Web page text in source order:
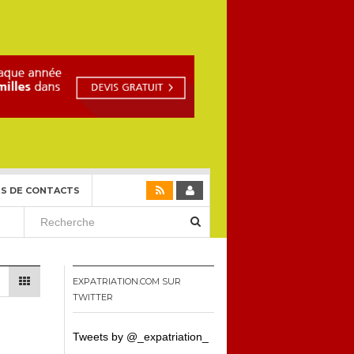
DE CONTACTS
EXPATRIATION.COM SUR
TWITTER
Tweets by @_expatriation_